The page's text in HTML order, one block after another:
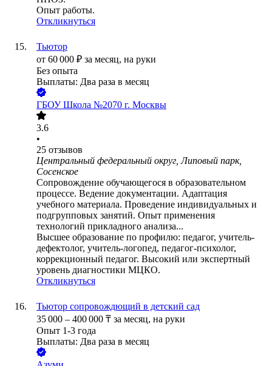
Опыт работы.
Откликнуться
Тьютор
от 60 000 ₽ за месяц, на руки
Без опыта
Выплаты: Два раза в месяц
ГБОУ Школа №2070 г. Москвы
3.6
•
25 отзывов
Центральный федеральный округ, Липовый парк,
Сосенское
Сопровождение обучающегося в образовательном
процессе. Ведение документации. Адаптация
учебного материала. Проведение индивидуальных и
подгрупповых занятий. Опыт применения
технологий прикладного анализа...
Высшее образование по профилю: педагог, учитель-
дефектолог, учитель-логопед, педагог-психолог,
коррекционный педагог. Высокий или экспертный
уровень диагностики МЦКО.
Откликнуться
Тьютор сопровождющий в детский сад
35 000 – 400 000 ₸ за месяц, на руки
Опыт 1-3 года
Выплаты: Два раза в месяц